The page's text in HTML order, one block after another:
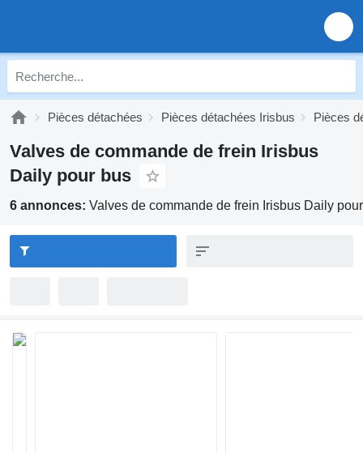
Pièces détachées Pièces détachées Irisbus Pièces
Valves de commande de frein Irisbus
Daily pour bus
6 annonces: Valves de commande de frein Irisbus Daily